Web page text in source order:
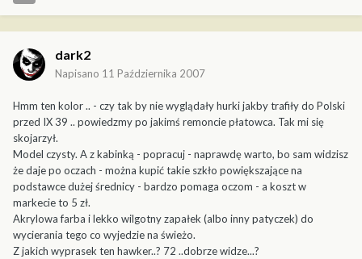
dark2
Napisano 11 Października 2007
Hmm ten kolor .. - czy tak by nie wyglądały hurki jakby trafiły do Polski
przed IX 39 .. powiedzmy po jakimś remoncie płatowca. Tak mi się
skojarzył.
Model czysty. A z kabinką - popracuj - naprawdę warto, bo sam widzisz
że daje po oczach - można kupić takie szkło powiększające na
podstawce dużej średnicy - bardzo pomaga oczom - a koszt w
markecie to 5 zł.
Akrylowa farba i lekko wilgotny zapałek (albo inny patyczek) do
wycierania tego co wyjedzie na świeżo.
Z jakich wyprasek ten hawker..? 72 ..dobrze widze...?